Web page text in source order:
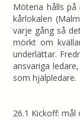
Mötena hålls på
kårlokalen
varje gång så
mörkt om
underlättar.
ansvariga
som hjälpledare.
26.1 Kickoff: